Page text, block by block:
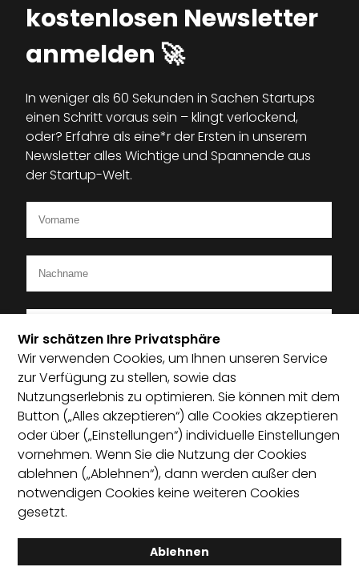
kostenlosen Newsletter
anmelden 🚀
In weniger als 60 Sekunden in Sachen Startups
einen Schritt voraus sein – klingt verlockend,
oder? Erfahre als eine*r der Ersten in unserem
Newsletter alles Wichtige und Spannende aus
der Startup-Welt.
Ich bin Mitglied im Startup-Verband
Ich habe die Datenschutzerklärung zur Kenntnis
genommen und bin damit einverstanden, dass die von
mir angegebenen Daten elektronisch erhoben und
gespeichert werden. Mit dem Absenden erkläre ich mich
mit der Verarbeitung einverstanden.
Wir schätzen Ihre Privatsphäre
Wir verwenden Cookies, um Ihnen unseren Service
zur Verfügung zu stellen, sowie das
Nutzungserlebnis zu optimieren. Sie können mit dem
Button („Alles akzeptieren“) alle Cookies akzeptieren
oder über („Einstellungen“) individuelle Einstellungen
vornehmen. Wenn Sie die Nutzung der Cookies
ablehnen („Ablehnen“), dann werden außer den
notwendigen Cookies keine weiteren Cookies
gesetzt.
Ablehnen